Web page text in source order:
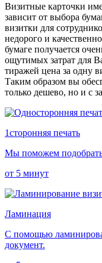
Визитные карточки
зависит от выбора
визитки для
недорого и
бумаге получается
ощутимых затрат для
тиражей цена за одну
Таким образом вы
только дешево, но и с
1сторонняя печать
Мы поможем
от 5 минут
Ламинация
С помощью
документ.